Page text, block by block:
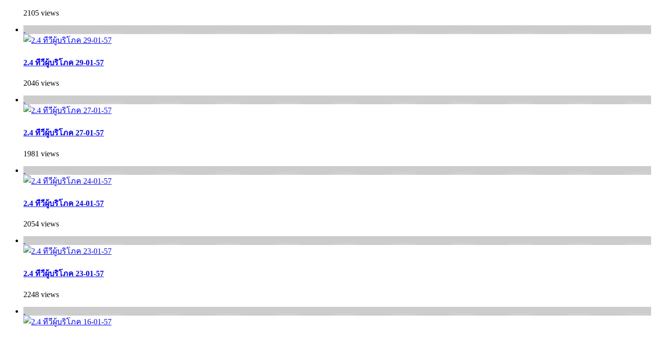
2105 views
2.4 ทีวีผู้บริโภค 29-01-57
2046 views
2.4 ทีวีผู้บริโภค 27-01-57
1981 views
2.4 ทีวีผู้บริโภค 24-01-57
2054 views
2.4 ทีวีผู้บริโภค 23-01-57
2248 views